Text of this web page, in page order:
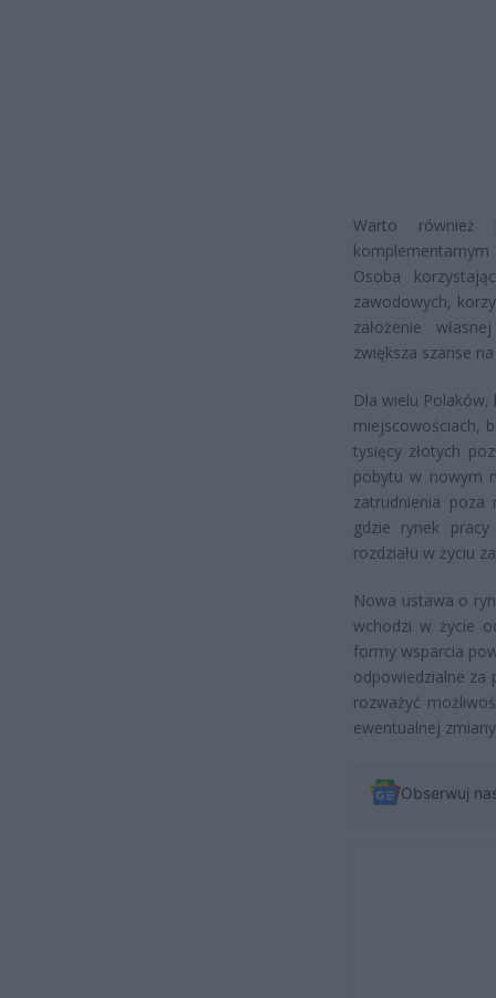
Warto również
Osoba
zawodowych,
założenie
zwiększa szanse
Dla wielu
miejscowościach,
tysięcy złotych
pobytu w nowym
zatrudnienia poza
gdzie rynek
rozdziału w życiu
Nowa ustawa o
wchodzi w życie
formy wsparcia
odpowiedzialne za
rozważyć
ewentualnej
Obserwuj